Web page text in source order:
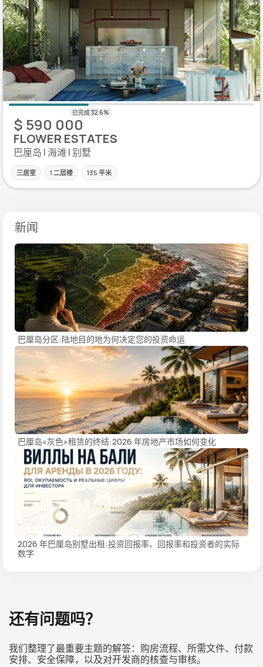
$ 590 000
FLOWER ESTATES
巴厘岛 | 海滩 | 别墅
三居室 1 二层楼 135 平米
新闻
巴厘岛分区:陆地目的地为何决定您的投资命运
巴厘岛«灰色»租赁的终结:2026 年房地产市场如何变化
2026 年巴厘岛别墅出租:投资回报率、回报率和投资者的实际
数字
还有问题吗？
我们整理了最重要主题的解答：购房流程、所需文件、付款
安排、安全保障，以及对开发商的核查与审核。